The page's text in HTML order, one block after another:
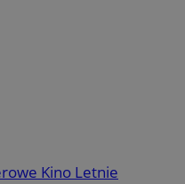
Kino Letnie